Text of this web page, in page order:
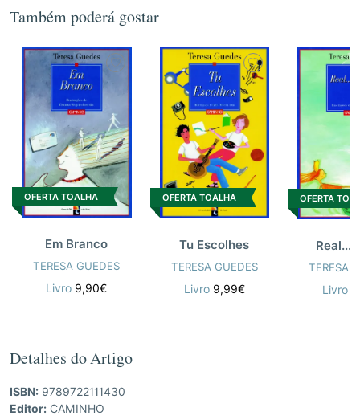
Também poderá gostar
OFERTA TOALHA
Em Branco
TERESA GUEDES
Livro 9,90€
OFERTA TOALHA
Tu Escolhes
TERESA GUEDES
Livro 9,99€
OFERTA
TERESA
Livro
Detalhes do Artigo
ISBN: 9789722111430
Editor: CAMINHO